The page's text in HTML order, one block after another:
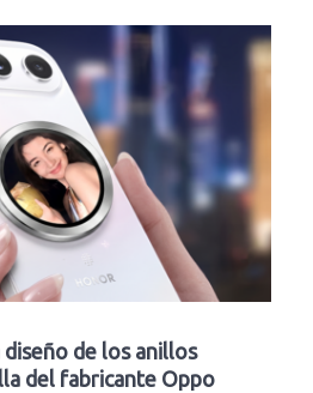
de los anillos
del fabricante Oppo